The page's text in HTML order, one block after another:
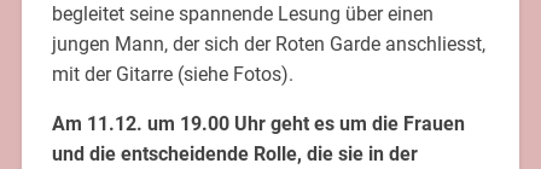
begleitet seine spannende Lesung über einen
jungen Mann, der sich der Roten Garde anschliesst,
mit der Gitarre (siehe Fotos).
Am 11.12. um 19.00 Uhr geht es um die Frauen
und die entscheidende Rolle, die sie in der